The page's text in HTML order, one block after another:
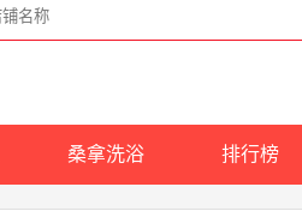
桑拿洗浴 排行榜